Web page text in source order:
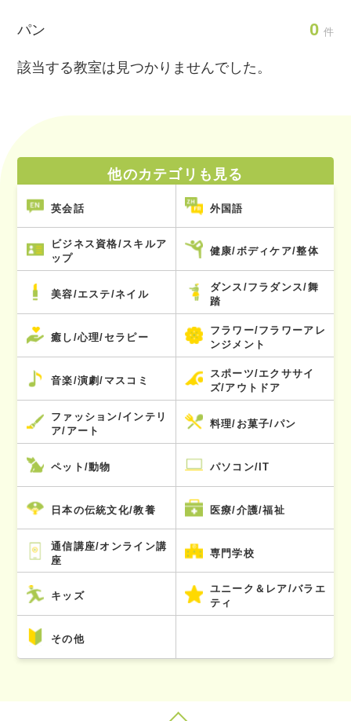
パン 0 件
該当する教室は見つかりませんでした。
他のカテゴリも見る
英会話 外国語
ビジネス資格/スキルア
ップ
健康/ボディケア/整体
美容/エステ/ネイル
ダンス/フラダンス/舞
踏
癒し/心理/セラピー
フラワー/フラワーアレ
ンジメント
音楽/演劇/マスコミ
スポーツ/エクササイ
ズ/アウトドア
ファッション/インテリ
ア/アート
料理/お菓子/パン
ペット/動物 パソコン/IT
日本の伝統文化/教養 医療/介護/福祉
通信講座/オンライン講
座
専門学校
キッズ
ユニーク＆レア/バラエ
ティ
その他